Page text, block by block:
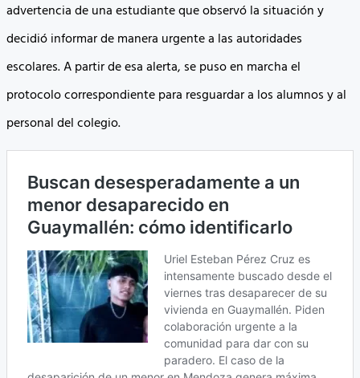
advertencia de una estudiante que observó la situación y
decidió informar de manera urgente a las autoridades
escolares. A partir de esa alerta, se puso en marcha el
protocolo correspondiente para resguardar a los alumnos y al
personal del colegio.